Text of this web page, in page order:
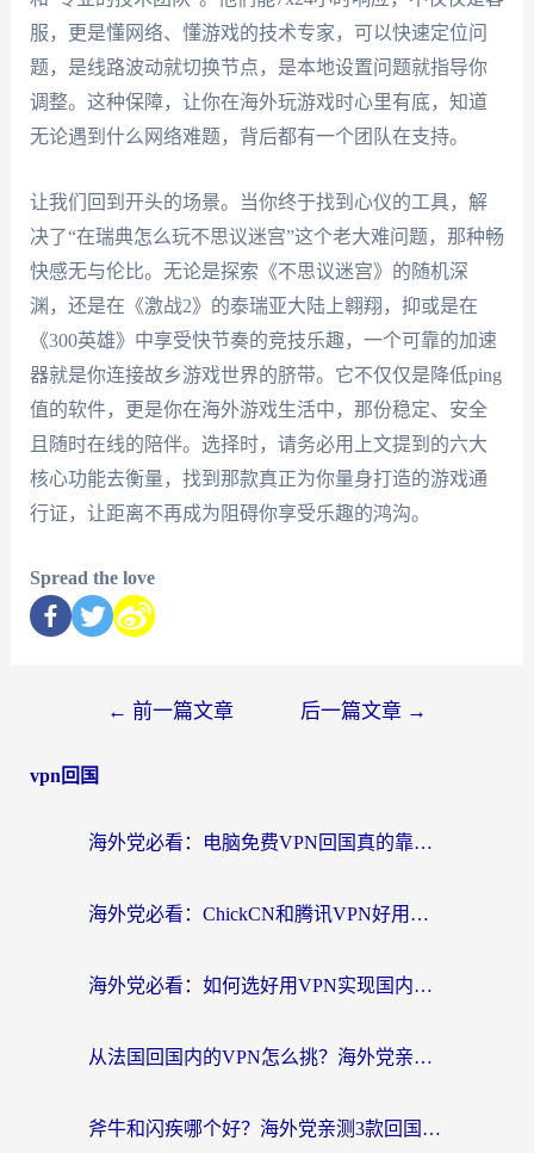
服，更是懂网络、懂游戏的技术专家，可以快速定位问
题，是线路波动就切换节点，是本地设置问题就指导你
调整。这种保障，让你在海外玩游戏时心里有底，知道
无论遇到什么网络难题，背后都有一个团队在支持。
让我们回到开头的场景。当你终于找到心仪的工具，解
决了“在瑞典怎么玩不思议迷宫”这个老大难问题，那种畅
快感无与伦比。无论是探索《不思议迷宫》的随机深
渊，还是在《激战2》的泰瑞亚大陆上翱翔，抑或是在
《300英雄》中享受快节奏的竞技乐趣，一个可靠的加速
器就是你连接故乡游戏世界的脐带。它不仅仅是降低ping
值的软件，更是你在海外游戏生活中，那份稳定、安全
且随时在线的陪伴。选择时，请务必用上文提到的六大
核心功能去衡量，找到那款真正为你量身打造的游戏通
行证，让距离不再成为阻碍你享受乐趣的鸿沟。
Spread the love
← 前一篇文章 后一篇文章 →
vpn回国
海外党必看：电脑免费VPN回国真的靠谱吗？附实测对比与最优方案指南
海外党必看：ChickCN和腾讯VPN好用吗？3招选对回国加速器，告别地区限制
海外党必看：如何选好用VPN实现国内资源无缝访问？从越南到全球都适用
从法国回国内的VPN怎么挑？海外党亲测：稳定、多端、安全才是关键
斧牛和闪疾哪个好？海外党亲测3款回国加速器，教你选到不踩坑的那一款